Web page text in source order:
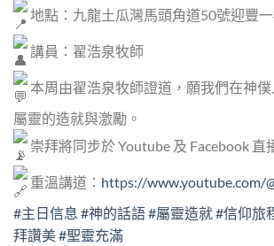
地點：九龍土瓜灣馬頭角道50號迎豐
講員：翟浩泉牧師
本周由翟浩泉牧師證道，願我們在神
屬靈的造就與激勵。
崇拜將同步於 Youtube 及 Facebook 直
重溫講道： https://www.youtube.com/
#主日信息 #神的話語#屬靈造就#信仰旅
拜讚美#聖靈充滿